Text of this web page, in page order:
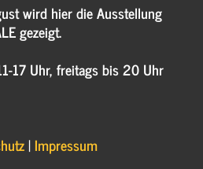
wird hier die Ausstellung
gezeigt.
17 Uhr, freitags bis 20 Uhr
|Impressum